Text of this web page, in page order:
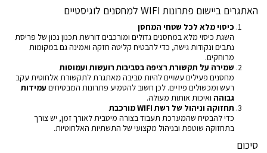
האתגרים ביישום פתרונות WIFI למחסנים לוגיסטיים
כיסוי מלא לכל שטחי המחסן
השגת כיסוי מלא במחסנים גדולים ומורכבים דורשת תכנון נכון של פריסת
נתבים ונקודות גישה, כדי להבטיח קליטה חזקה ואמינה גם במקומות
מרוחקים.
שמירה על תקשורת רציפה בסביבות רועשות ועמוסות
מחסנים פעילים עשויים להיות סביבה מאתגרת לתקשורת אלחוטית עקב
רעש ומכשולים פיזיים. לכן חשוב להטמיע פתרונות המבטיחים עמידות
גבוהה ואיכות אותות מעולה.
תחזוקה וניהול של רשת WIFI מורכבת
כדי להבטיח שהמערכת תעבוד בצורה מיטבית לאורך זמן, יש צורך
בתחזוקה שוטפת ובניהול מקצועי של התשתיות האלחוטיות.
סיכום